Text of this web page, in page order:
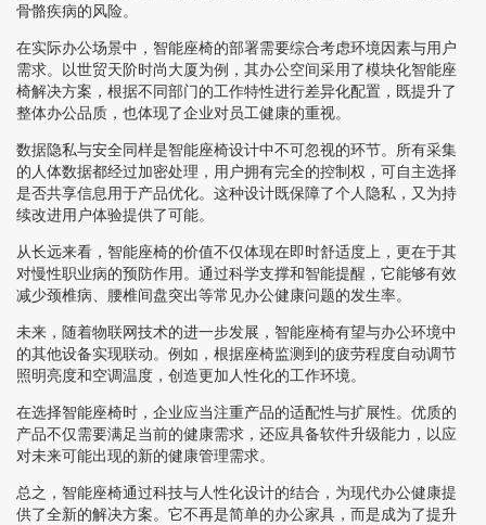
骨骼疾病的风险。
在实际办公场景中，智能座椅的部署需要综合考虑环境因素与用户
需求。以世贸天阶时尚大厦为例，其办公空间采用了模块化智能座
椅解决方案，根据不同部门的工作特性进行差异化配置，既提升了
整体办公品质，也体现了企业对员工健康的重视。
数据隐私与安全同样是智能座椅设计中不可忽视的环节。所有采集
的人体数据都经过加密处理，用户拥有完全的控制权，可自主选择
是否共享信息用于产品优化。这种设计既保障了个人隐私，又为持
续改进用户体验提供了可能。
从长远来看，智能座椅的价值不仅体现在即时舒适度上，更在于其
对慢性职业病的预防作用。通过科学支撑和智能提醒，它能够有效
减少颈椎病、腰椎间盘突出等常见办公健康问题的发生率。
未来，随着物联网技术的进一步发展，智能座椅有望与办公环境中
的其他设备实现联动。例如，根据座椅监测到的疲劳程度自动调节
照明亮度和空调温度，创造更加人性化的工作环境。
在选择智能座椅时，企业应当注重产品的适配性与扩展性。优质的
产品不仅需要满足当前的健康需求，还应具备软件升级能力，以应
对未来可能出现的新的健康管理需求。
总之，智能座椅通过科技与人性化设计的结合，为现代办公健康提
供了全新的解决方案。它不再是简单的办公家具，而是成为了提升